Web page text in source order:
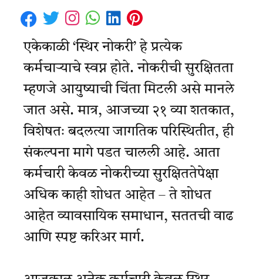
एकेकाळी ‘स्थिर नोकरी’ हे प्रत्येक
कर्मचाऱ्याचे स्वप्न होते. नोकरीची सुरक्षितता
म्हणजे आयुष्याची चिंता मिटली असे मानले
जात असे. मात्र, आजच्या २१ व्या शतकात,
विशेषतः बदलत्या जागतिक परिस्थितीत, ही
संकल्पना मागे पडत चालली आहे. आता
कर्मचारी केवळ नोकरीच्या सुरक्षिततेपेक्षा
अधिक काही शोधत आहेत – ते शोधत
आहेत व्यावसायिक समाधान, सततची वाढ
आणि स्पष्ट करिअर मार्ग.